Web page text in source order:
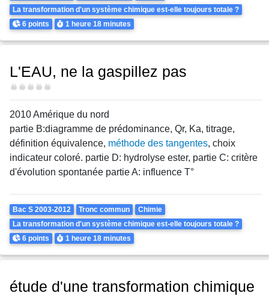
La transformation d'un système chimique est-elle toujours totale ?
Points
6 points Durée
1 heure18 minutes
L'EAU, ne la gaspillez pas
Difficulté
2010 Amérique du nord
partie B:diagramme de prédominance, Qr, Ka, titrage,
définition équivalence, méthode des tangentes, choix
indicateur coloré. partie D: hydrolyse ester, partie C: critère
d'évolution spontanée partie A: influence T°
Theme
Bac S 2003-2012 Tronc commun
Chimie
La transformation d'un système chimique est-elle toujours totale ?
Points
6 points Durée
1 heure18 minutes
étude d'une transformation chimique